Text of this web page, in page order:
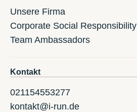
Unsere Firma
Corporate Social Responsibility
Team Ambassadors
Kontakt
021154553277
kontakt@i-run.de